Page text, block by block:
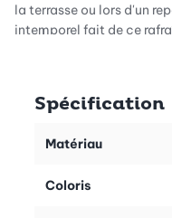
la terrasse ou lors d'un
intemporel fait de ce
harmonieusement dans
Une excellente
Cromargan 18/10 de
Spécification
Matériau
Coloris